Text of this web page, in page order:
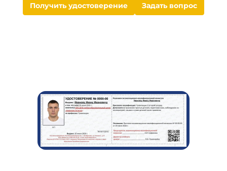
Получить удостоверение Задать вопрос